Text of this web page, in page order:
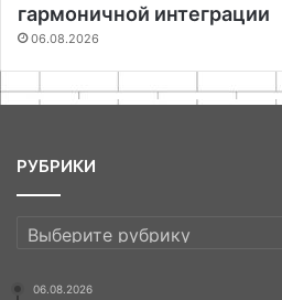
гармоничной интеграции
06.08.2026
РУБРИКИ
РУБРИКИ
06.08.2026